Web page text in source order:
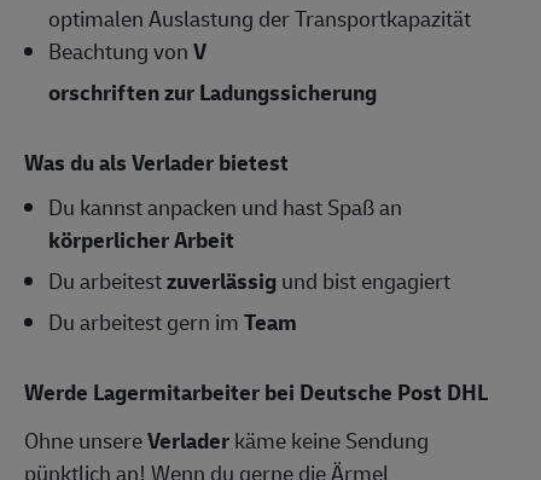
optimalen Auslastung der Transportkapazität
Beachtung vonV
orschriften zur Ladungssicherung
Was du als Verlader bietest
Du kannst anpacken und hast Spaß an
körperlicher Arbeit
Du arbeitestzuverlässigund bist engagiert
Du arbeitest gern imTeam
Werde Lagermitarbeiter bei Deutsche Post DHL
Ohne unsereVerladerkäme keine Sendung
pünktlich an! Wenn du gerne die Ärmel